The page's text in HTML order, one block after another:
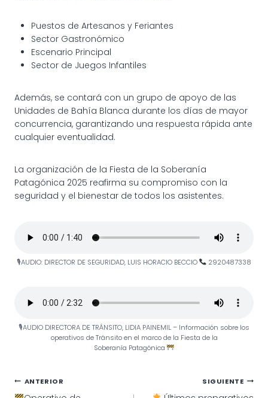
Puestos de Artesanos y Feriantes
Sector Gastronómico
Escenario Principal
Sector de Juegos Infantiles
Además, se contará con un grupo de apoyo de las
Unidades de Bahía Blanca durante los días de mayor
concurrencia, garantizando una respuesta rápida ante
cualquier eventualidad.
La organización de la Fiesta de la Soberanía
Patagónica 2025 reafirma su compromiso con la
seguridad y el bienestar de todos los asistentes.
🎙AUDIO: DIRECTOR DE SEGURIDAD, LUIS HORACIO BECCIO 2920487338
🎙AUDIO DIRECTORA DE TRÁNSITO, LIDIA PAINEMIL – Información sobre los
operativos de Tránsito en el marco de la Fiesta de la
Soberanía Patagónica
Navegación
ANTERIOR SIGUIENTE